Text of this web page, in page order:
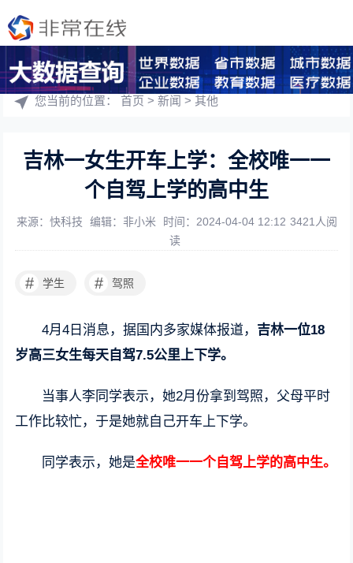
您当前的位置：首页 >新闻 >其他
吉林一女生开车上学：全校唯一一
个自驾上学的高中生
来源：快科技 编辑：非小米 时间：2024-04-04 12:12 3421人阅
读
# 学生 # 驾照
4月4日消息，据国内多家媒体报道， 吉林一位18
岁高三女生每天自驾7.5公里上下学。
当事人李同学表示，她2月份拿到驾照，父母平时
工作比较忙，于是她就自己开车上下学。
同学表示，她是全校唯一一个自驾上学的高中生。